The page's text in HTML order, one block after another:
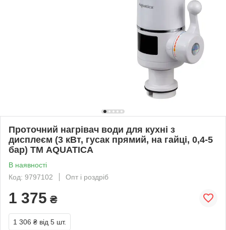
Проточний нагрівач води для кухні з
дисплеєм (3 кВт, гусак прямий, на гайці, 0,4-5
бар) ТМ AQUATICA
В наявності
Код: 9797102
Опт і роздріб
1 375 ₴
1 306 ₴ від 5 шт.